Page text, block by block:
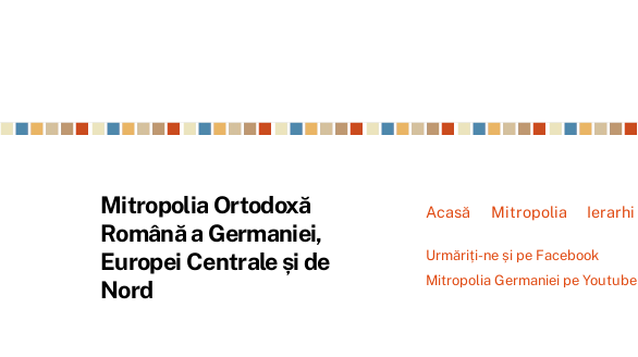
Mitropolia Ortodoxă
Română a Germaniei,
Europei Centrale și de
Nord
Acasă Mitropolia Ierarhi
Urmăriți-ne și pe Facebook
Mitropolia Germaniei pe Youtube